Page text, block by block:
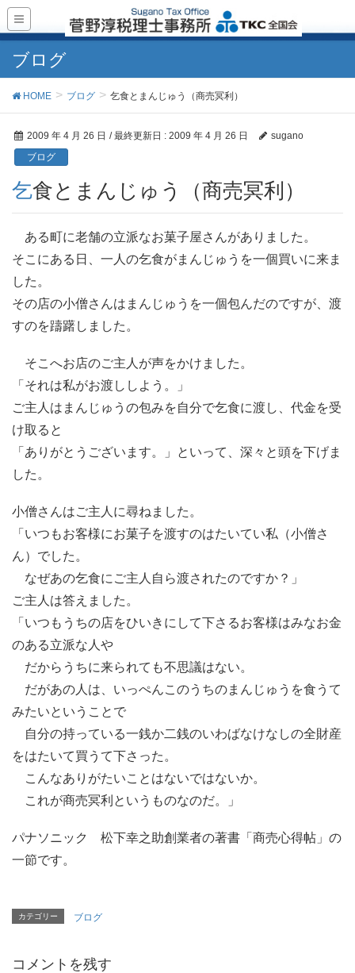
ブログ
HOME ブログ 乞食とまんじゅう（商売冥利）
2009 年 4 月 26 日 / 最終更新日 : 2009 年 4 月 26 日
sugano
ブログ
乞食とまんじゅう（商売冥利）
ある町に老舗の立派なお菓子屋さんがありました。
そこにある日、一人の乞食がまんじゅうを一個買いに来ま
した。
その店の小僧さんはまんじゅうを一個包んだのですが、渡
すのを躊躇しました。
そこへお店のご主人が声をかけました。
「それは私がお渡ししよう。」
ご主人はまんじゅうの包みを自分で乞食に渡し、代金を受
け取ると
「ありがとうございます。」といって、深々と頭を下げま
した。
小僧さんはご主人に尋ねました。
「いつもお客様にお菓子を渡すのはたいてい私（小僧さ
ん）でした。
なぜあの乞食にご主人自ら渡されたのですか？」
ご主人は答えました。
「いつもうちの店をひいきにして下さるお客様はみなお金
のある立派な人や
だからうちに来られても不思議はない。
だがあの人は、いっぺんこのうちのまんじゅうを食うて
みたいということで
自分の持っている一銭か二銭のいわばなけなしの全財産
をはたいて買うて下さった。
こんなありがたいことはないではないか。
これが商売冥利というものなのだ。」
パナソニック 松下幸之助創業者の著書「商売心得帖」の
一節です。
カテゴリー ブログ
コメントを残す